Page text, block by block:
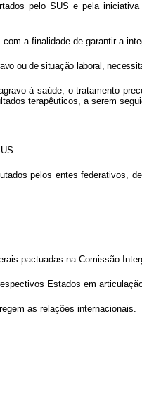
pelo SUS e pela
a finalidade de garantir a
ou de situação laboral,
à saúde; o tratamento
terapêuticos, a serem
pelos entes federativos,
pactuadas na Comissão
Estados em
as relações internacionais.